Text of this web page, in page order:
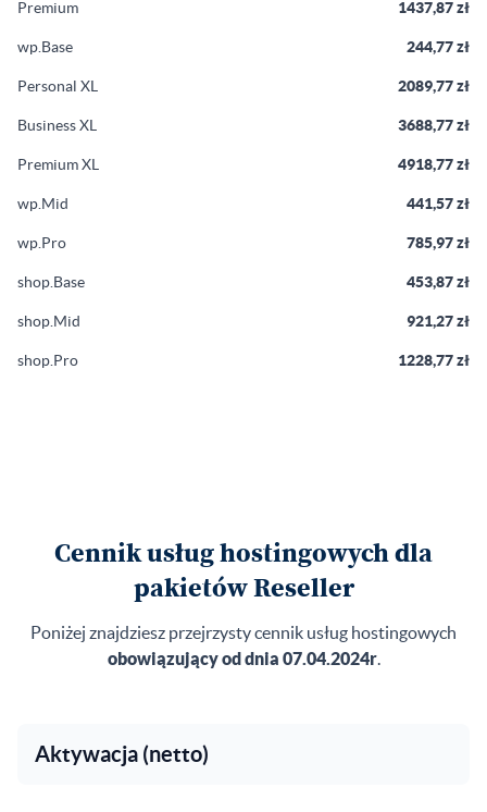
Premium 1437,87 zł
wp.Base 244,77 zł
Personal XL 2089,77 zł
Business XL 3688,77 zł
Premium XL 4918,77 zł
wp.Mid 441,57 zł
wp.Pro 785,97 zł
shop.Base 453,87 zł
shop.Mid 921,27 zł
shop.Pro 1228,77 zł
Cennik usług hostingowych dla
pakietów Reseller
Poniżej znajdziesz przejrzysty cennik usług hostingowych
obowiązujący od dnia 07.04.2024r.
Aktywacja (netto)